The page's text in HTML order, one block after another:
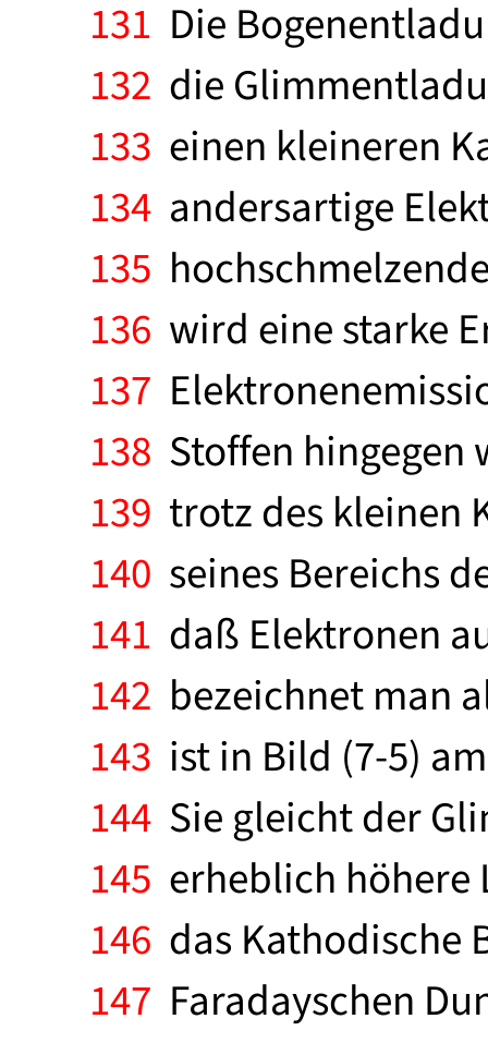
131 Die
132 die
133 einen kleineren
134 andersartige
135
136 wird eine starke
137
138 Stoffen
139 trotz des kleinen
140 seines Bereichs
141 daß Elektronen
142 bezeichnet man
143 ist in Bild (7-5)
144 Sie gleicht der
145 erheblich höhere
146 das Kathodische
147 Faradayschen